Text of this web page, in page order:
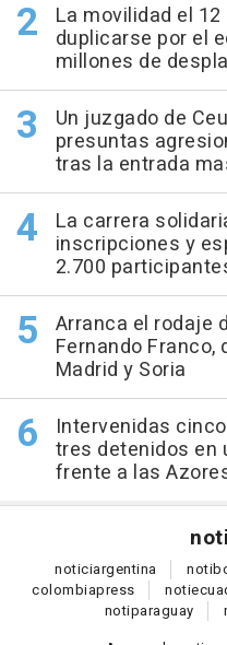
La movilidad el
duplicarse por el
millones de
Un juzgado de
presuntas
tras la entrada
La carrera
inscripciones y
2.700
Arranca el rodaje
Fernando Franco,
Madrid y Soria
Intervenidas
tres detenidos en
frente a las
noti
noticiargentina noti
colombiapress noti
notiparaguay